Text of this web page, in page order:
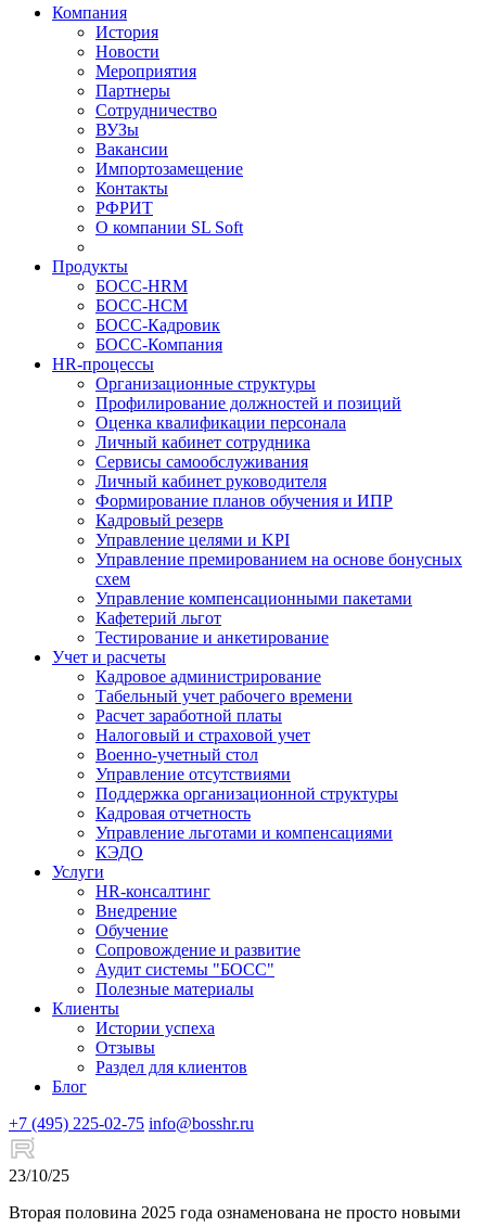
Компания
История
Новости
Мероприятия
Партнеры
Сотрудничество
ВУЗы
Вакансии
Импортозамещение
Контакты
РФРИТ
О компании SL Soft
Продукты
БОСС-HRM
БОСС-HCM
БОСС-Кадровик
БОСС-Компания
HR-процессы
Организационные структуры
Профилирование должностей и позиций
Оценка квалификации персонала
Личный кабинет сотрудника
Сервисы самообслуживания
Личный кабинет руководителя
Формирование планов обучения и ИПР
Кадровый резерв
Управление целями и KPI
Управление премированием на основе бонусных
схем
Управление компенсационными пакетами
Кафетерий льгот
Тестирование и анкетирование
Учет и расчеты
Кадровое администрирование
Табельный учет рабочего времени
Расчет заработной платы
Налоговый и страховой учет
Военно-учетный стол
Управление отсутствиями
Поддержка организационной структуры
Кадровая отчетность
Управление льготами и компенсациями
КЭДО
Услуги
HR-консалтинг
Внедрение
Обучение
Сопровождение и развитие
Аудит системы "БОСС"
Полезные материалы
Клиенты
Истории успеха
Отзывы
Раздел для клиентов
Блог
+7 (495) 225-02-75 info@bosshr.ru
23/10/25
Вторая половина 2025 года ознаменована не просто новыми